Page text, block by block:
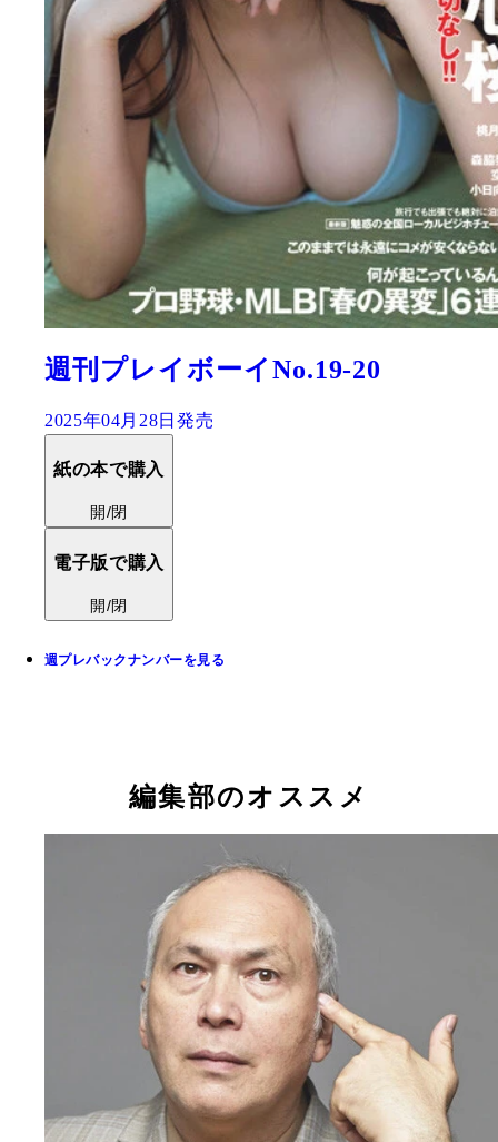
週刊プレイボーイNo.19-20
2025年04月28日発売
紙の本で購入
開/閉
電子版で購入
開/閉
週プレバックナンバーを見る
編集部のオススメ